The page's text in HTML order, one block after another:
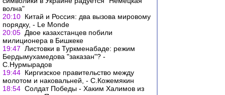
волна"
20:10 Китай и Россия: два вызова мировому
порядку, - Le Monde
20:05 Двое казахстанцев побили
милиционера в Бишкеке
19:47 Листовки в Туркменабаде: режим
Бердымухамедова "заказан"? -
С.Нурмырадов
19:44 Киргизское правительство между
молотом и наковальней, - С.Кожемякин
18:54 Солдат Победы - Хаким Халимов из